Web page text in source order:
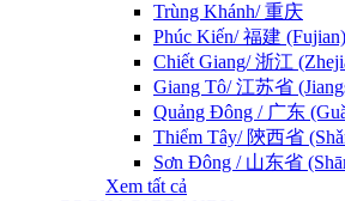
Trùng Khánh/ 重庆
Phúc Kiến/ 福建 (Fujian)
Chiết Giang/ 浙江
Giang Tô/ 江苏省
Quảng Đông / 广东
Thiểm Tây/ 陝西省
Sơn Đông / 山东省
Xem tất cả